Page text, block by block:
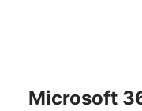
Microsoft